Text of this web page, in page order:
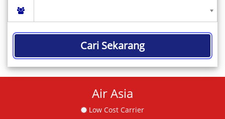
Cari Sekarang
Air Asia
Low Cost Carrier